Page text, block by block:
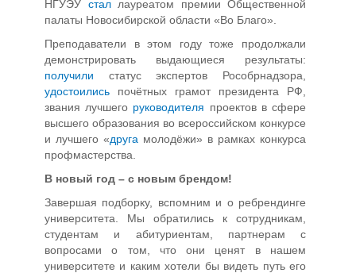
НГУЭУ сталлауреатом премии Общественной
палаты Новосибирской области «Во Благо».
Преподаватели в этом году тоже продолжали
демонстрировать выдающиеся результаты:
получили статус экспертов Рособрнадзора,
удостоились почётных грамот президента РФ,
звания лучшего руководителя проектов в сфере
высшего образования во всероссийском конкурсе
и лучшего «друга молодёжи» в рамках конкурса
профмастерства.
В новый год – с новым брендом!
Завершая подборку, вспомним и о ребрендинге
университета. Мы обратились к сотрудникам,
студентам и абитуриентам, партнерам с
вопросами о том, что они ценят в нашем
университете и каким хотели бы видеть путь его